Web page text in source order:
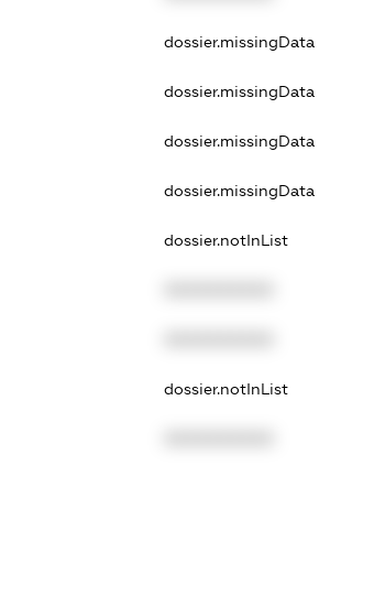
dossier.missingData
dossier.missingData
dossier.missingData
dossier.missingData
dossier.notInList
dossier.notInList